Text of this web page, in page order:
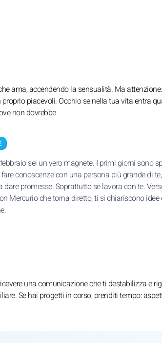
ama, accendendo la sensualità. Ma
piacevoli. Occhio se nella tua vita entra
non dovrebbe.
sei un vero magnete. I primi giorni sono
conoscenze con una persona più grande di
dare promesse. Soprattutto se lavora con te.
Mercurio che torna diretto, ti si chiariscono idee
una comunicazione che ti destabilizza e
Se hai progetti in corso, prenditi tempo: